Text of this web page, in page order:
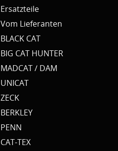
Ersatzteile
Vom Lieferanten
BLACK CAT
BIG CAT HUNTER
MADCAT / DAM
UNICAT
ZECK
BERKLEY
PENN
CAT-TEX